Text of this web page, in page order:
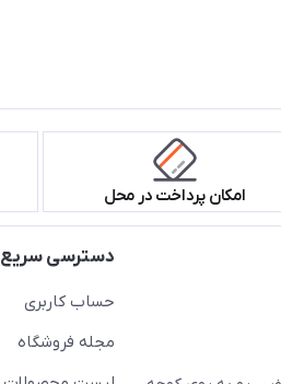
امکان پرداخت در محل
دسترسی سریع
حساب کاربری
مجله فروشگاه